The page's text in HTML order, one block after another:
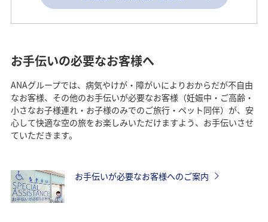
お手伝いの必要なお客様へ
ANAグループでは、病気やけが・障がいによりおからだが不自由
なお客様、その他のお手伝いが必要なお客様（妊娠中・ご高齢・
小さなお子様連れ・お子様のみでのご旅行・ペット同伴）が、安
心して快適な空の旅をお楽しみいただけますよう、お手伝いさせ
ていただきます。
お手伝いが必要なお客様へのご案内